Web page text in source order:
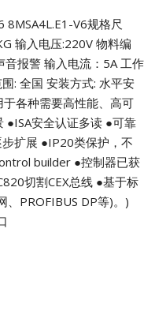
8MSA4L.E1-V6规格尺
输入电压:220V 物料编
音报警 输入电流：5A工作
: 全国 安装方式: 水平安
于各种需要高性能、高可
●ISA安全认证多读 ●可靠
扩展 ●IP20类保护，不
builder ●控制器已获
切割CEX总线 ●基于标
、PROFIBUS DP等)。)